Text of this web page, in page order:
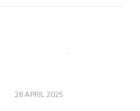
28 APRIL 2025